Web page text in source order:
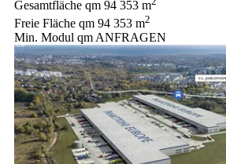
Gesamtfläche qm 94 353 m
Freie Fläche qm 94 353 m2
Min. Modul qm ANFRAGEN